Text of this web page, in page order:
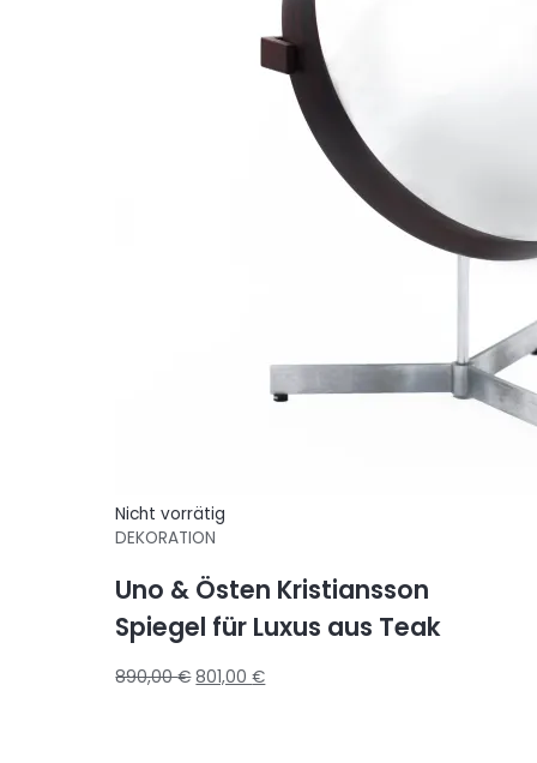
Nicht vorrätig
DEKORATION
Uno & Östen Kristiansson
Spiegel für Luxus aus Teak
890,00€ 801,00€